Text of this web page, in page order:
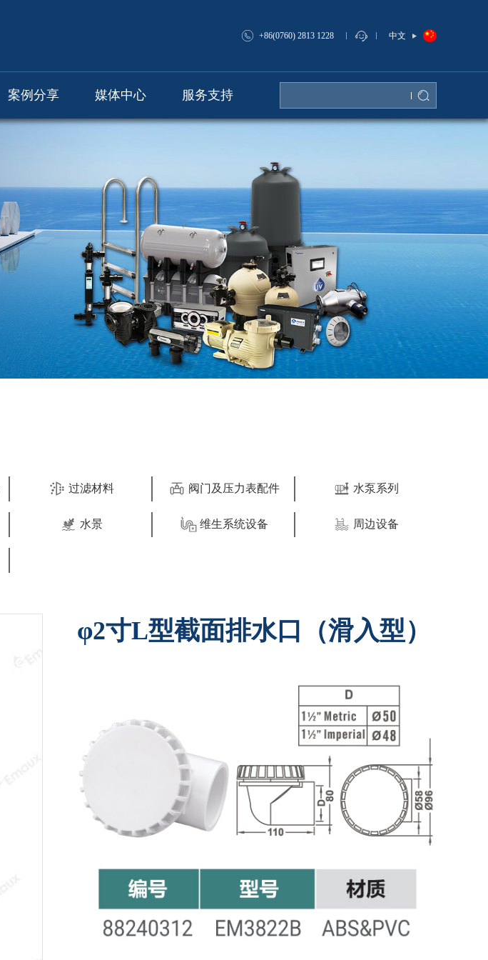
+86(0760) 2813 1228 中文
案例分享 媒体中心 服务支持
过滤材料 阀门及压力表配件 水泵系列
水景 维生系统设备 周边设备
φ2寸L型截面排水口（滑入型）